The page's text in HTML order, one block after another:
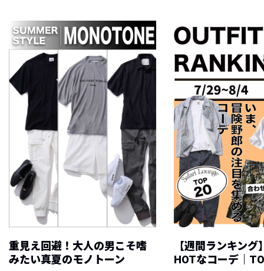
重見え回避！大人の男こそ嗜
みたい真夏のモノトーン
【週間ランキング
HOTなコーデ｜